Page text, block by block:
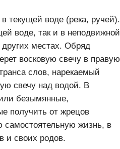
тeкyщeй воде (peкa, ручей).
воде, так и в неподвижной
местах. Обряд
восковую свечу в правую
слов, нарекаемый
свечу над водой. В
безымянные,
получить от жрецов
жизнь, в